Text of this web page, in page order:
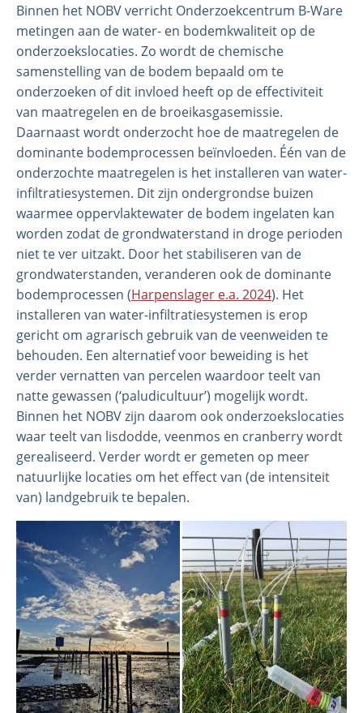
Binnen het NOBV verricht Onderzoekcentrum B-Ware
metingen aan de water- en bodemkwaliteit op de
onderzoekslocaties. Zo wordt de chemische
samenstelling van de bodem bepaald om te
onderzoeken of dit invloed heeft op de effectiviteit
van maatregelen en de broeikasgasemissie.
Daarnaast wordt onderzocht hoe de maatregelen de
dominante bodemprocessen beïnvloeden. Één van de
onderzochte maatregelen is het installeren van water-
infiltratiesystemen. Dit zijn ondergrondse buizen
waarmee oppervlaktewater de bodem ingelaten kan
worden zodat de grondwaterstand in droge perioden
niet te ver uitzakt. Door het stabiliseren van de
grondwaterstanden, veranderen ook de dominante
bodemprocessen (Harpenslager e.a. 2024). Het
installeren van water-infiltratiesystemen is erop
gericht om agrarisch gebruik van de veenweiden te
behouden. Een alternatief voor beweiding is het
verder vernatten van percelen waardoor teelt van
natte gewassen (‘paludicultuur’) mogelijk wordt.
Binnen het NOBV zijn daarom ook onderzoekslocaties
waar teelt van lisdodde, veenmos en cranberry wordt
gerealiseerd. Verder wordt er gemeten op meer
natuurlijke locaties om het effect van (de intensiteit
van) landgebruik te bepalen.